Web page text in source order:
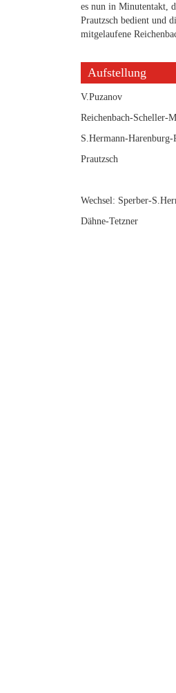
es nun in Minutentakt,
Prautzsch bedient und
mitgelaufene
Aufstellung
V.Puzanov
Reichenbach-Scheller-
S.Hermann-
Prautzsch
Wechsel: Sperber-
Dähne-Tetzner